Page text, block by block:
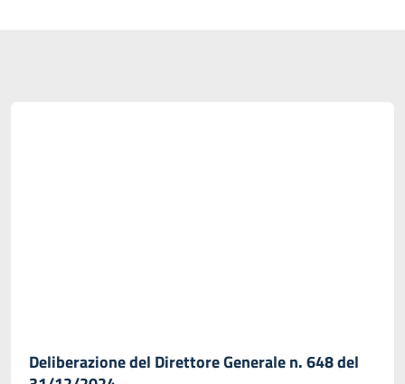
Deliberazione del Direttore Generale n. 648 del